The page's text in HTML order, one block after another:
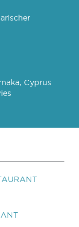
Cyprus